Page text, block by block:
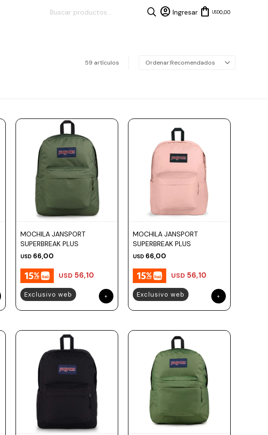
USD0,00
59 artículos Recomendados
MOCHILA JANSPORT
SUPERBREAK PLUS
USD 66,00
USD 56,10
Exclusivo web
MOCHILA JANSPORT
SUPERBREAK PLUS
USD 66,00
USD 56,10
Exclusivo web